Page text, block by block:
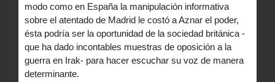
modo como en España la manipulación informativa
sobre el atentado de Madrid le costó a Aznar el poder,
ésta podría ser la oportunidad de la sociedad británica -
que ha dado incontables muestras de oposición a la
guerra en Irak- para hacer escuchar su voz de manera
determinante.